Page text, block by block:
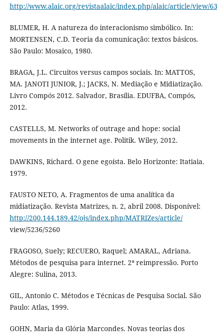
http://www.alaic.org/revistaalaic/index.php/alaic/article/view/
BLUMER, H. A natureza do interacionismo simbólico. In:
MORTENSEN, C.D. Teoria da comunicação: textos básicos.
São Paulo: Mosaico, 1980.
BRAGA, J.L. Circuitos versus campos sociais. In: MATTOS,
MA. JANOTI JUNIOR, J.; JACKS, N. Mediação e Midiatização.
Livro Compós 2012. Salvador, Brasília. EDUFBA, Compós,
2012.
CASTELLS, M. Networks of outrage and hope: social
movements in the internet age. Politik. Wiley, 2012.
DAWKINS, Richard. O gene egoísta. Belo Horizonte: Itatiaia.
1979.
FAUSTO NETO, A. Fragmentos de uma analítica da
midiatização. Revista Matrizes, n. 2, abril 2008. Disponível:
http://200.144.189.42/ojs/index.php/MATRIZes/article/
view/5236/5260
FRAGOSO, Suely; RECUERO, Raquel; AMARAL, Adriana.
Métodos de pesquisa para internet. 2ª reimpressão. Porto
Alegre: Sulina, 2013.
GIL, Antonio C. Métodos e Técnicas de Pesquisa Social. São
Paulo: Atlas, 1999.
GOHN, Maria da Glória Marcondes. Novas teorias dos